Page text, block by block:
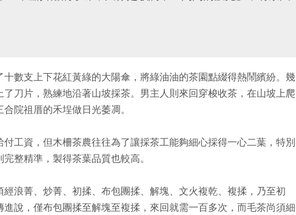
數支上下花紅黃綠的大陽傘，將綠油油的茶園點綴得熱鬧繽紛。幾
刀片，熟練地沿著山坡採茶。男主人則來回穿梭收茶，在山坡上爬
院祖厝的禾埕做日光萎凋。
工資，但木柵茶農往往為了讓採茶工能夠細心採得一心二葉，特別
整精準，製得茶葉品質也較高。
浪菁、炒菁、初揉、布包團揉、解塊、文火複乾、複揉，乃至初
說，僅布包團揉至解塊至複揉，來回就需一百多次，而毛茶尚須細